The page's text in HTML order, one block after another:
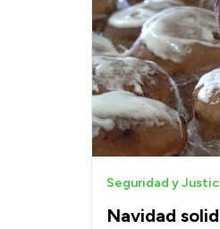
Navidad
Seguridad y